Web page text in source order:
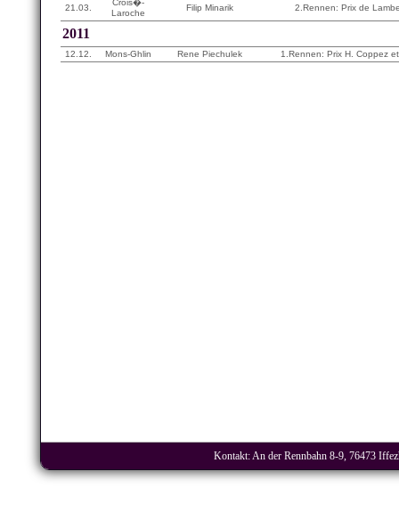
21.03.
Crois�-
Laroche
Filip Minarik 2.Rennen: Prix de
2011
12.12. Mons-Ghlin Rene Piechulek 1.Rennen: Prix H. Coppez
Kontakt: An der Rennbahn 8-9, 76473